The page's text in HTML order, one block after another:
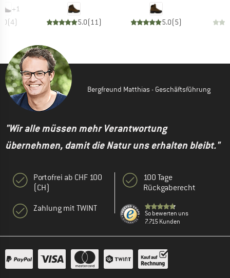
+1
(4) 5.0( 11) 5.0(5)
Bergfreund Matthias - Geschäftsführung
"Wir alle müssen mehr Verantwortung
übernehmen, damit die Natur uns erhalten bleibt."
Portofrei ab CHF 100
(CH)
Zahlung mit TWINT
100 Tage
Rückgaberecht
So bewerten uns
7.715 Kunden